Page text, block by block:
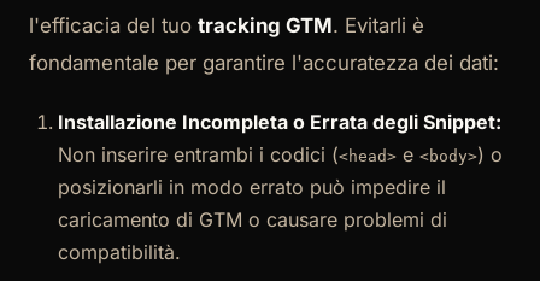
l'efficacia del tuo tracking GTM. Evitarli è
fondamentale per garantire l'accuratezza dei dati:
Installazione Incompleta o Errata degli Snippet:
Non inserire entrambi i codici (<head> e <body>) o
posizionarli in modo errato può impedire il
caricamento di GTM o causare problemi di
compatibilità.